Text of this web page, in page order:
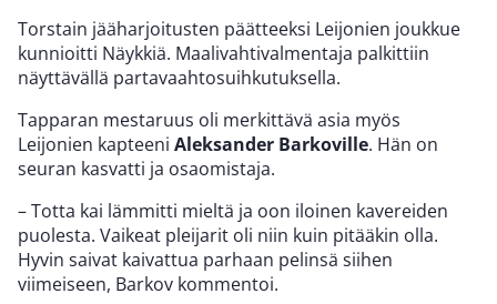
Torstain jääharjoitusten päätteeksi Leijonien joukkue
kunnioitti Näykkiä. Maalivahtivalmentaja palkittiin
näyttävällä partavaahtosuihkutuksella.
Tapparan mestaruus oli merkittävä asia myös
Leijonien kapteeni Aleksander Barkoville. Hän on
seuran kasvatti ja osaomistaja.
– Totta kai lämmitti mieltä ja oon iloinen kavereiden
puolesta. Vaikeat pleijarit oli niin kuin pitääkin olla.
Hyvin saivat kaivattua parhaan pelinsä siihen
viimeiseen, Barkov kommentoi.